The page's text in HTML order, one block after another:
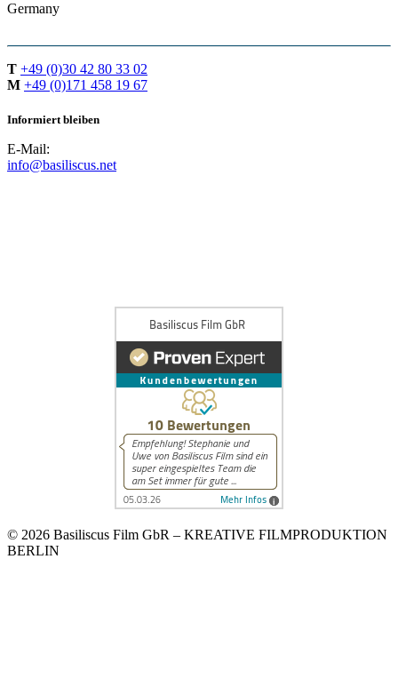
Germany
T +49 (0)30 42 80 33 02
M +49 (0)171 458 19 67
Informiert bleiben
E-Mail:
info@basiliscus.net
© 2026 Basiliscus Film GbR – KREATIVE FILMPRODUKTION
BERLIN